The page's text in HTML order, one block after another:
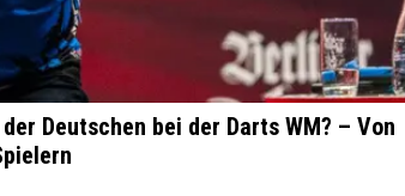
Deutschen bei der Darts WM? – Von